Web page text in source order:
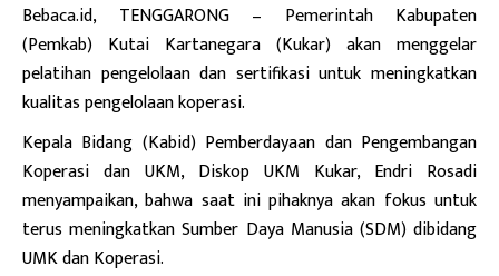
Bebaca.id, TENGGARONG – Pemerintah Kabupaten
(Pemkab) Kutai Kartanegara (Kukar) akan menggelar
pelatihan pengelolaan dan sertifikasi untuk meningkatkan
kualitas pengelolaan koperasi.
Kepala Bidang (Kabid) Pemberdayaan dan Pengembangan
Koperasi dan UKM, Diskop UKM Kukar, Endri Rosadi
menyampaikan, bahwa saat ini pihaknya akan fokus untuk
terus meningkatkan Sumber Daya Manusia (SDM) dibidang
UMK dan Koperasi.